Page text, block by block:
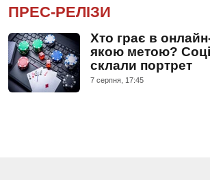
ПРЕС-РЕЛІЗИ
Хто грає в
якою метою?
склали портрет
7 серпня, 17:45